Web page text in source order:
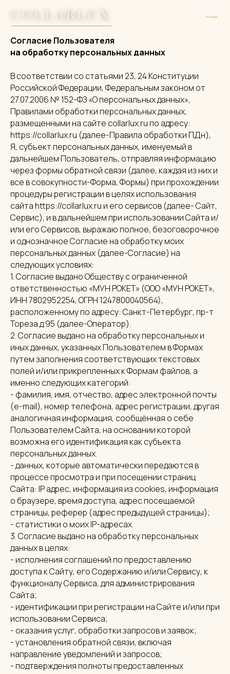
Согласие Пользователя
на обработку персональных данных
В соответствии со статьями 23, 24 Конституции
Российской Федерации, Федеральным законом от
27.07.2006 № 152-ФЗ «О персональных данных»,
Правилами обработки персональных данных,
размещенными на сайте collarlux.ru по адресу:
https://collarlux.ru (далее-Правила обработки ПДн),
Я, субъект персональных данных, именуемый в
дальнейшем Пользователь, отправляя информацию
через формы обратной связи (далее, каждая из них и
все в совокупности-Форма, Формы) при прохождении
процедуры регистрации в целях использования
сайта https://collarlux.ru и его сервисов (далее- Сайт,
Сервис), и в дальнейшем при использовании Сайта и/
или его Сервисов, выражаю полное, безоговорочное
и однозначное Согласие на обработку моих
персональных данных (далее-Согласие) на
следующих условиях:
1. Согласие выдано Обществу с ограниченной
ответственностью «МУН РОКЕТ» (ООО «МУН РОКЕТ»,
ИНН 7802952254, ОГРН 1247800040564),
расположенному по адресу: Санкт-Петербург, пр-т
Тореза д.95 (далее-Оператор).
2. Согласие выдано на обработку персональных и
иных данных, указанных Пользователем в Формах
путем заполнения соответствующих текстовых
полей и/или прикрепленных к Формам файлов, а
именно следующих категорий:
- фамилия, имя, отчество, адрес электронной почты
(e-mail), номер телефона, адрес регистрации, другая
аналогичная информация, сообщённая о себе
Пользователем Сайта, на основании которой
возможна его идентификация как субъекта
персональных данных.
- данных, которые автоматически передаются в
процессе просмотра и при посещении страниц
Сайта: IP адрес, информация из cookies, информация
о браузере, время доступа, адрес посещаемой
страницы, реферер (адрес предыдущей страницы);
- статистики о моих IP-адресах.
3. Согласие выдано на обработку персональных
данных в целях:
- исполнения соглашений по предоставлению
доступа к Сайту, его Содержанию и/или Сервису, к
функционалу Сервиса, для администрирования
Сайта;
- идентификации при регистрации на Сайте и/или при
использовании Сервиса;
- оказания услуг, обработки запросов и заявок;
- установления обратной связи, включая
направление уведомлений и запросов;
- подтверждения полноты предоставленных
COLLARLUX